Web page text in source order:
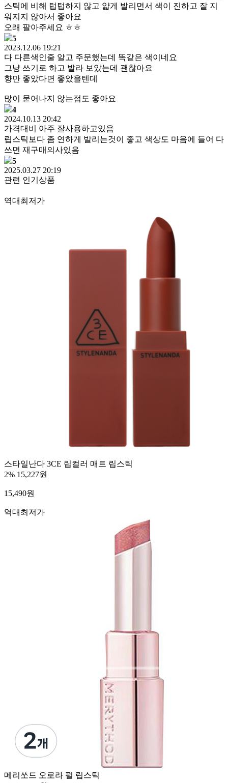
스틱에 비해 텁텁하지 않고 얇게 발리면서 색이 진하고 잘 지
워지지 않아서 좋아요
오래 팔아주세요 ㅎㅎ
5
2023.12.06 19:21
다 다른색인줄 알고 주문했는데 똑같은 색이네요
그냥 쓰기로 하고 발라 보았는데 괜찮아요
향만 좋았다면 좋았을텐데
많이 묻어나지 않는점도 좋아요
4
2024.10.13 20:42
가격대비 아주 잘사용하고있음
립스틱보다 좀 연하게 발리는것이 좋고 색상도 마음에 들어 다
쓰면 재구매의사있음
5
2025.03.27 20:19
관련 인기상품
역대최저가
스타일난다 3CE 립컬러 매트 립스틱
2% 15,227원
15,490원
역대최저가
메리쏘드 오로라 펄 립스틱